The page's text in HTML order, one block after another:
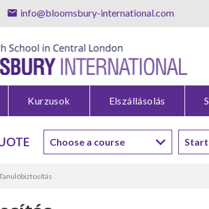
info@bloomsbury-international.com
Kurzusok Elszállásolás